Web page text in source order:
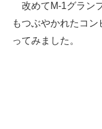
改めてM-1グラン
もつぶやかれたコ
ってみました。